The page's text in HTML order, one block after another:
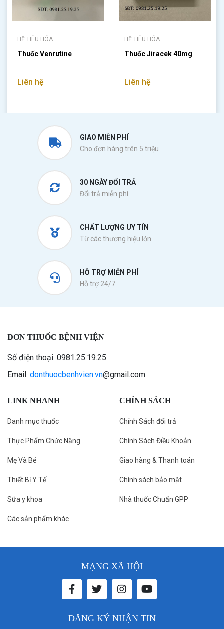
HỆ TIÊU HÓA
Thuốc Venrutine
Liên hệ
HỆ TIÊU HÓA
Thuốc Jiracek 40mg
Liên hệ
GIAO MIỄN PHÍ
Cho đơn hàng trên 5 triệu
30 NGÀY ĐỔI TRẢ
Đổi trả miễn phí
CHẤT LƯỢNG UY TÍN
Từ các thương hiệu lớn
HỖ TRỢ MIỄN PHÍ
Hỗ trợ 24/7
ĐƠN THUỐC BỆNH VIỆN
Số điện thoại: 0981.25.19.25
Email: donthuocbenhvien.vn@gmail.com
LINK NHANH
Danh mục thuốc
Thực Phẩm Chức Năng
Mẹ Và Bé
Thiết Bị Y Tế
Sữa y khoa
Các sản phẩm khác
CHÍNH SÁCH
Chính Sách đổi trả
Chính Sách Điều Khoản
Giao hàng & Thanh toán
Chính sách bảo mật
Nhà thuốc Chuẩn GPP
MẠNG XÃ HỘI
ĐĂNG KÝ NHẬN TIN